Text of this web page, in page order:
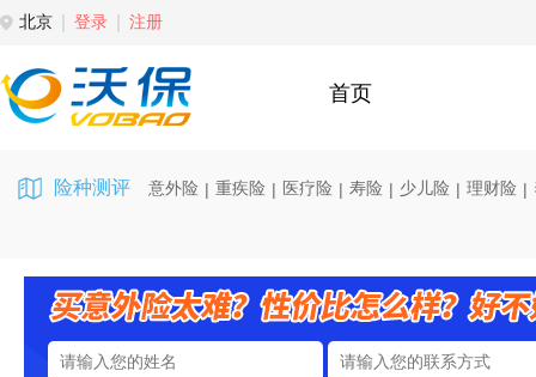
北京 登录 注册
首页
险种测评 意外险 | 重疾险 | 医疗险 | 寿险 | 少儿险 | 理财险 |